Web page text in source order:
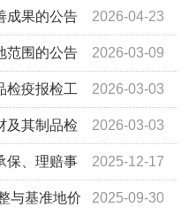
2026-04-23
成果的公告
2026-03-09
范围的公告
2026-03-03
检疫报检工
2026-03-03
及其制品检
2025-12-17
保、理赔事
2025-09-30
与基准地价